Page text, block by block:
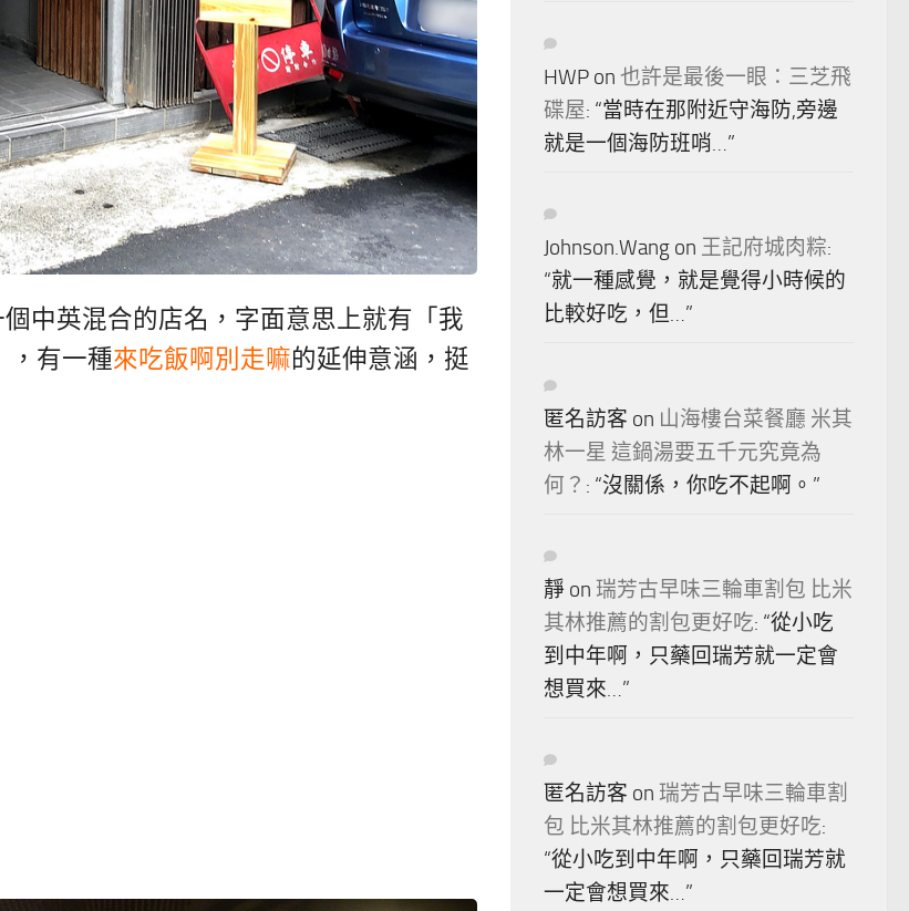
中英混合的店名，字面意思上就有「我
，有一種來吃飯啊別走嘛的延伸意涵，挺
HWP on 也許是最後一眼：三芝飛
碟屋: “當時在那附近守海防,旁邊
就是一個海防班哨…”
Johnson.Wang on 王記府城肉粽:
“就一種感覺，就是覺得小時候的
比較好吃，但…”
匿名訪客 on 山海樓台菜餐廳 米其
林一星 這鍋湯要五千元究竟為
何？ : “沒關係，你吃不起啊。 ”
靜 on 瑞芳古早味三輪車割包 比米
其林推薦的割包更好吃: “從小吃
到中年啊，只藥回瑞芳就一定會
想買來…”
匿名訪客 on 瑞芳古早味三輪車割
包 比米其林推薦的割包更好吃:
“從小吃到中年啊，只藥回瑞芳就
一定會想買來…”